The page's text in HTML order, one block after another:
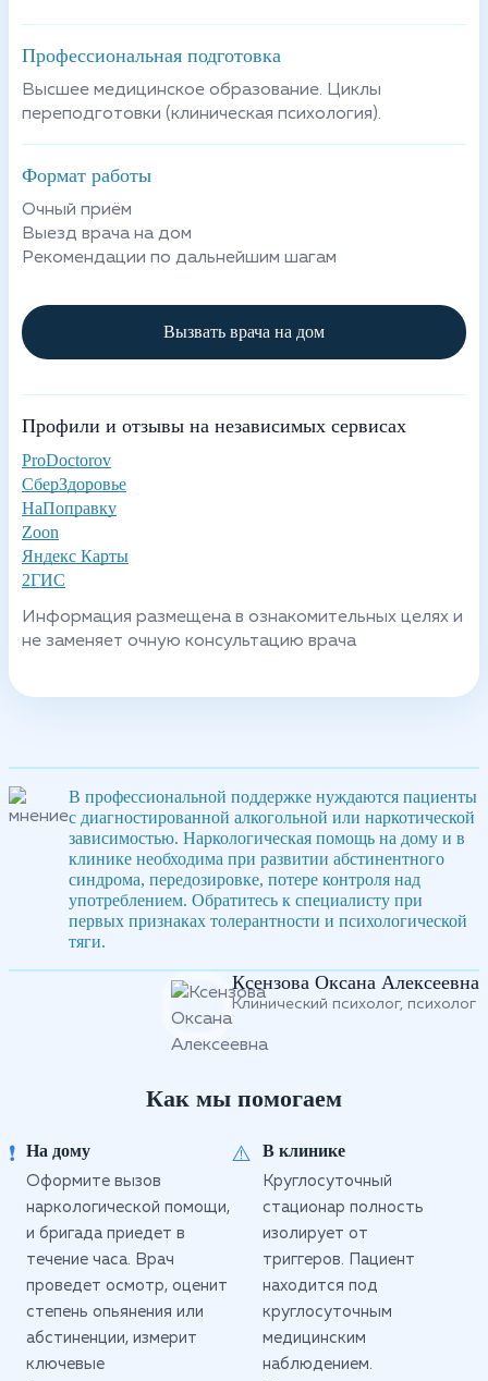
Профессиональная подготовка
Высшее медицинское образование. Циклы
переподготовки (клиническая психология).
Формат работы
Очный приём
Выезд врача на дом
Рекомендации по дальнейшим шагам
Вызвать врача на дом
Профили и отзывы на независимых сервисах
ProDoctorov
СберЗдоровье
НаПоправку
Zoon
Яндекс Карты
2ГИС
Информация размещена в ознакомительных целях и
не заменяет очную консультацию врача
В профессиональной поддержке нуждаются пациенты
с диагностированной алкогольной или наркотической
зависимостью. Наркологическая помощь на дому и в
клинике необходима при развитии абстинентного
синдрома, передозировке, потере контроля над
употреблением. Обратитесь к специалисту при
первых признаках толерантности и психологической
тяги.
Ксензова Оксана Алексеевна
Клинический психолог, психолог
Как мы помогаем
❗ На дому
Оформите вызов
наркологической помощи,
и бригада приедет в
течение часа. Врач
проведет осмотр, оценит
степень опьянения или
абстиненции, измерит
ключевые
⚠️ В клинике
Круглосуточный
стационар полность
изолирует от
триггеров. Пациент
находится под
круглосуточным
медицинским
наблюдением.